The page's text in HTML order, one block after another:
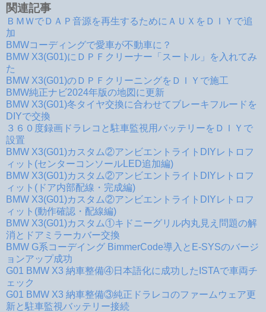
関連記事
ＢＭＷでＤＡＰ音源を再生するためにＡＵＸをＤＩＹで追
加
BMWコーディングで愛車が不動車に？
BMW X3(G01)にＤＰＦクリーナー「スートル」を入れてみ
た
BMW X3(G01)のＤＰＦクリーニングをＤＩＹで施工
BMW純正ナビ2024年版の地図に更新
BMW X3(G01)冬タイヤ交換に合わせてブレーキフルードを
DIYで交換
３６０度録画ドラレコと駐車監視用バッテリーをＤＩＹで
設置
BMW X3(G01)カスタム②アンビエントライトDIYレトロフ
ィット(センターコンソールLED追加編)
BMW X3(G01)カスタム②アンビエントライトDIYレトロフ
ィット(ドア内部配線・完成編)
BMW X3(G01)カスタム②アンビエントライトDIYレトロフ
ィット(動作確認・配線編)
BMW X3(G01)カスタム①キドニーグリル内丸見え問題の解
消とドアミラーカバー交換
BMW G系コーデイング BimmerCode導入とE-SYSのバージ
ョンアップ成功
G01 BMW X3 納車整備④日本語化に成功したISTAで車両チ
ェック
G01 BMW X3 納車整備③純正ドラレコのファームウェア更
新と駐車監視バッテリー接続